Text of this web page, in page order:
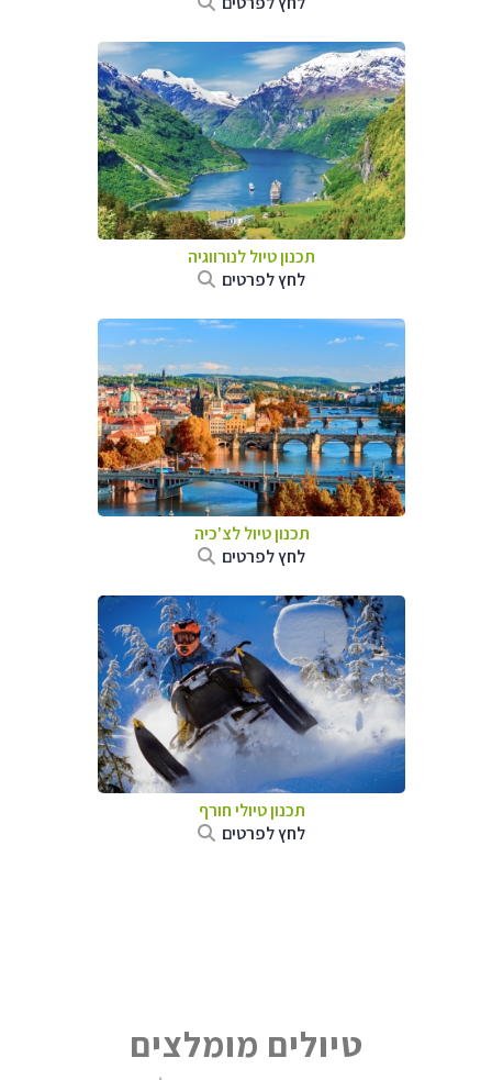
תכנון טיול לנורווגיה
לחץ לפרטים
תכנון טיול לצ'כיה
לחץ לפרטים
תכנון טיולי חורף
לחץ לפרטים
טיולים מומלצים